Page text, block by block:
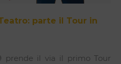
parte il Tour in
prende il via il primo Tour